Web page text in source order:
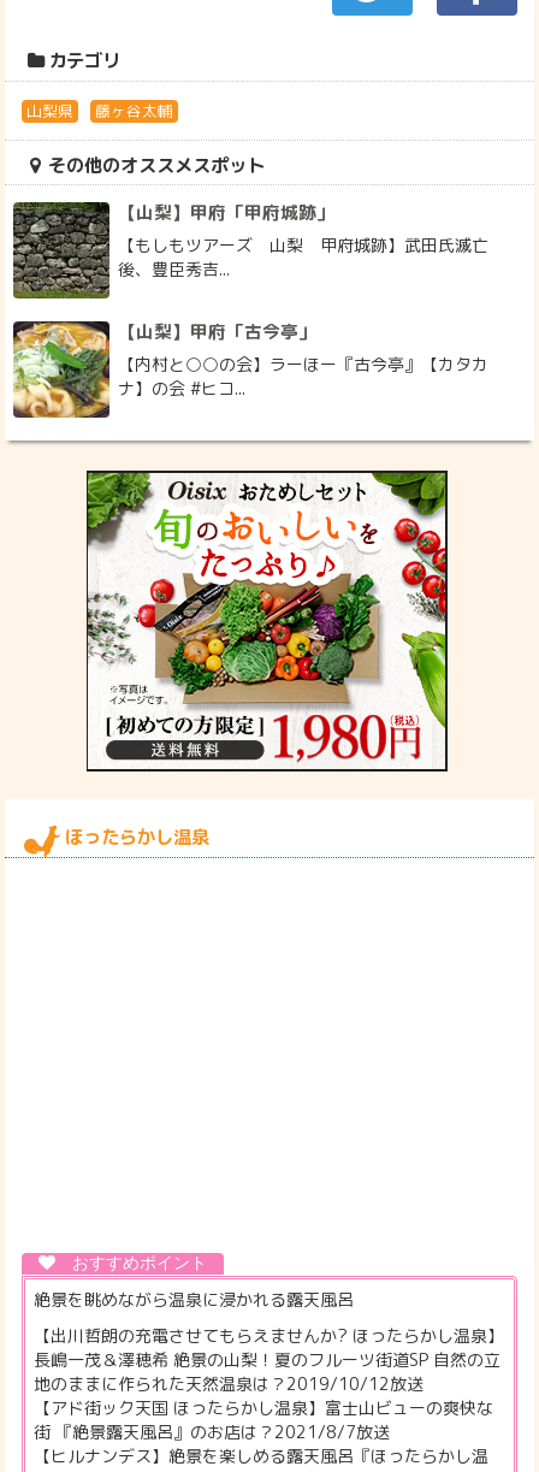
カテゴリ
山梨県 藤ヶ谷太輔
その他のオススメスポット
【山梨】甲府「甲府城跡」
【もしもツアーズ 山梨 甲府城跡】武田氏滅亡
後、豊臣秀吉...
【山梨】甲府「古今亭」
【内村と○○の会】ラーほー『古今亭』【カタカ
ナ】の会 #ヒコ...
ほったらかし温泉
絶景を眺めながら温泉に浸かれる露天風呂
【出川哲朗の充電させてもらえませんか? ほったらかし温泉】
長嶋一茂＆澤穂希 絶景の山梨！夏のフルーツ街道SP 自然の立
地のままに作られた天然温泉は？2019/10/12放送
【アド街ック天国 ほったらかし温泉】富士山ビューの爽快な
街 『絶景露天風呂』のお店は？2021/8/7放送
【ヒルナンデス】絶景を楽しめる露天風呂『ほったらかし温